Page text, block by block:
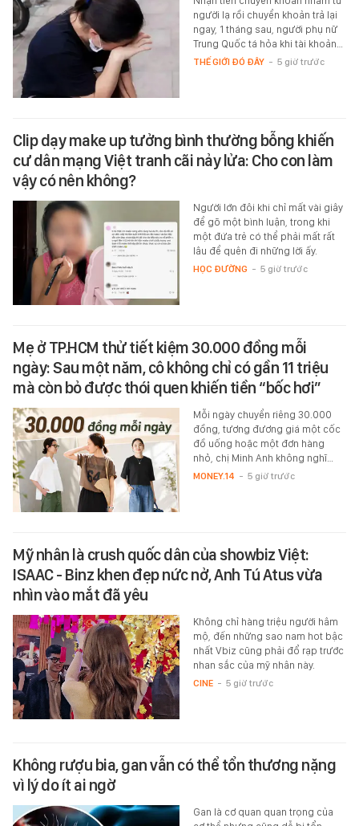
người lạ rồi chuyển khoản trả lại
ngay, 1 tháng sau, người phụ nữ
Trung Quốc tá hỏa khi tài khoản…
THẾ GIỚI ĐÓ ĐÂY - 5 giờ trước
Clip dạy make up tưởng bình thường bỗng khiến
cư dân mạng Việt tranh cãi nảy lửa: Cho con làm
vậy có nên không?
Người lớn đôi khi chỉ mất vài giây
để gõ một bình luận, trong khi
một đứa trẻ có thể phải mất rất
lâu để quên đi những lời ấy.
HỌC ĐƯỜNG - 5 giờ trước
Mẹ ở TP.HCM thử tiết kiệm 30.000 đồng mỗi
ngày: Sau một năm, cô không chỉ có gần 11 triệu
mà còn bỏ được thói quen khiến tiền “bốc hơi”
Mỗi ngày chuyển riêng 30.000
đồng, tương đương giá một cốc
đồ uống hoặc một đơn hàng
nhỏ, chị Minh Anh không nghĩ…
MONEY.14 - 5 giờ trước
Mỹ nhân là crush quốc dân của showbiz Việt:
ISAAC - Binz khen đẹp nức nở, Anh Tú Atus vừa
nhìn vào mắt đã yêu
Không chỉ hàng triệu người hâm
mộ, đến những sao nam hot bậc
nhất Vbiz cũng phải đổ rạp trước
nhan sắc của mỹ nhân này.
CINE - 5 giờ trước
Không rượu bia, gan vẫn có thể tổn thương nặng
vì lý do ít ai ngờ
Gan là cơ quan quan trọng của